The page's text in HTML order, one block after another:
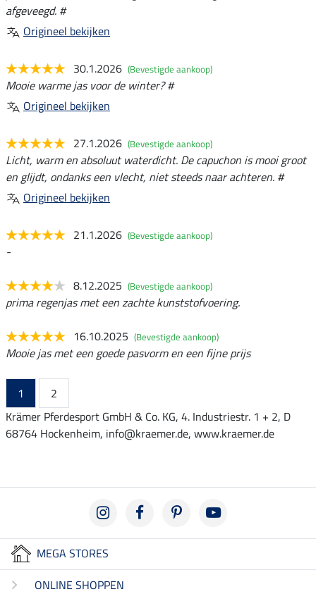
afgeveegd. #
Origineel bekijken
30.1.2026 (Bevestigde aankoop)
Mooie warme jas voor de winter? #
Origineel bekijken
27.1.2026 (Bevestigde aankoop)
Licht, warm en absoluut waterdicht. De capuchon is mooi groot
en glijdt, ondanks een vlecht, niet steeds naar achteren. #
Origineel bekijken
21.1.2026 (Bevestigde aankoop)
-
8.12.2025 (Bevestigde aankoop)
prima regenjas met een zachte kunststofvoering.
16.10.2025 (Bevestigde aankoop)
Mooie jas met een goede pasvorm en een fijne prijs
1
2
Krämer Pferdesport GmbH & Co. KG, 4. Industriestr. 1 + 2, D
68764 Hockenheim, info@kraemer.de, www.kraemer.de
MEGA STORES
ONLINE SHOPPEN